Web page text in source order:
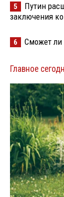
5
Путин
заключения
6 Сможет ли
Главное